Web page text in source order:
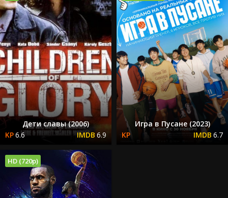
Дети славы (2006)
6.6
6.9
Игра в Пусане (2023)
6.7
HD (720p)